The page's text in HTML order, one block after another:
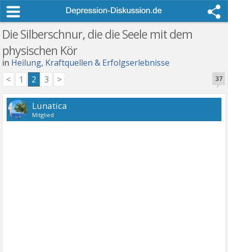
Die Silberschnur, die die Seele mit dem
physischen Kör
in Heilung, Kraftquellen & Erfolgserlebnisse
37
< 1 2 3 >
Lunatica
Mitglied